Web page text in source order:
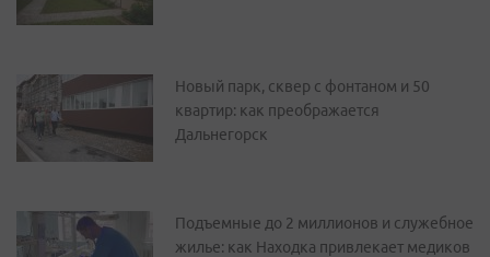
Новый парк, сквер с фонтаном и 50
квартир: как преображается
Дальнегорск
Подъемные до 2 миллионов и служебное
жилье: как Находка привлекает медиков